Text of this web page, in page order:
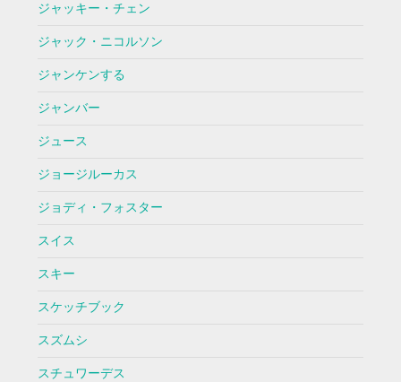
ジャッキー・チェン
ジャック・ニコルソン
ジャンケンする
ジャンバー
ジュース
ジョージルーカス
ジョディ・フォスター
スイス
スキー
スケッチブック
スズムシ
スチュワーデス